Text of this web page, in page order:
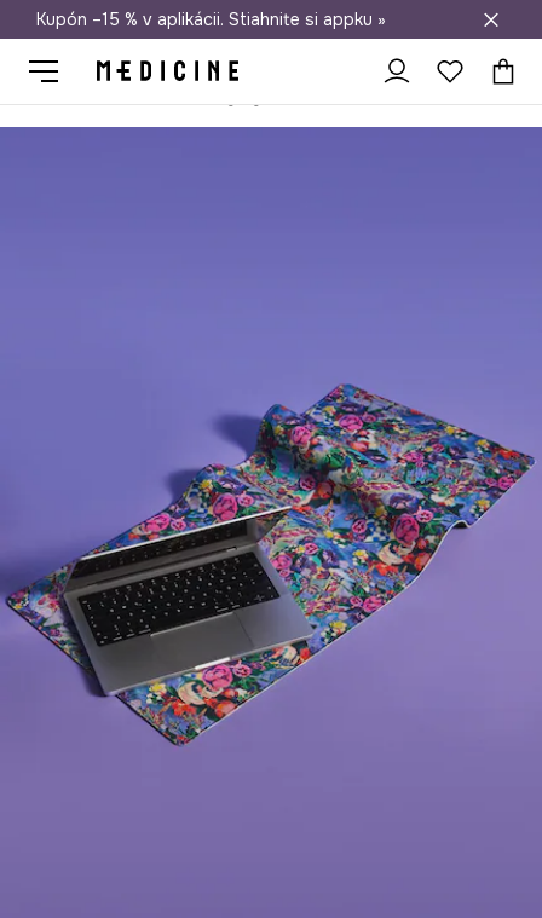
Doprava zadarmo od 50 €
Kupón –15 % v aplikácii. Stiahnite si appku »